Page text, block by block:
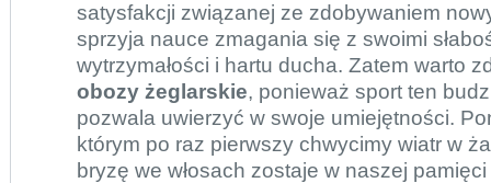
satysfakcji związanej ze zdobywaniem
sprzyja nauce zmagania się z swoimi
wytrzymałości i hartu ducha. Zatem warto
obozy żeglarskie, ponieważ sport ten
pozwala uwierzyć w swoje umiejętności.
którym po raz pierwszy chwycimy wiatr w
bryzę we włosach zostaje w naszej